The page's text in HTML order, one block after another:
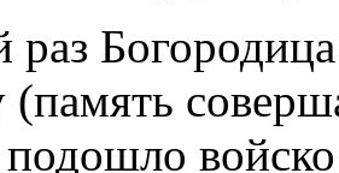
раз
(память